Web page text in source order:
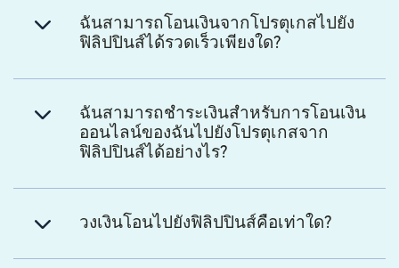
ฉันสามารถโอนเงินจากโปรตุเกสไปยัง
ฟิลิปปินส์ได้รวดเร็วเพียงใด?
ฉันสามารถชำระเงินสำหรับการโอนเงิน
ออนไลน์ของฉันไปยังโปรตุเกสจาก
ฟิลิปปินส์ได้อย่างไร?
วงเงินโอนไปยังฟิลิปปินส์คือเท่าใด?